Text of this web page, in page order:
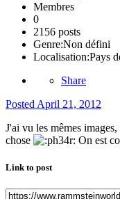
Membres
0
2156 posts
Genre:Non défini
Localisation:Pays
Share
Posted April 21, 2012
J'ai vu les mêmes
chose
On est
Link to post